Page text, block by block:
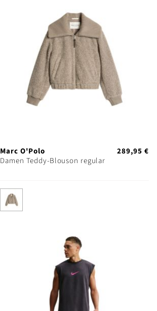
Marc O'Polo
Damen Teddy-Blouson regular
289,95 €